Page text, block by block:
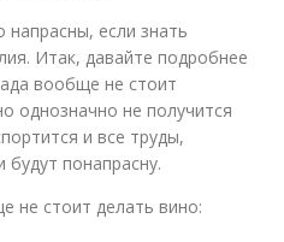
если знать
Итак, давайте подробнее
вообще не стоит
однозначно не получится
и все труды,
понапрасну.
не стоит делать вино: